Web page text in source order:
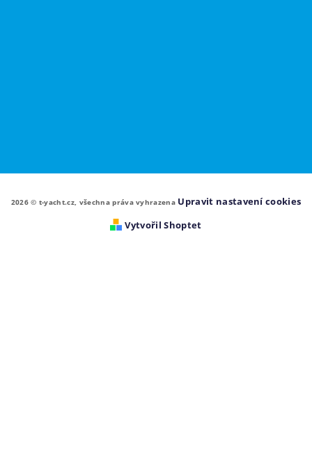
2026 © t-yacht.cz, všechna práva vyhrazena Upravit nastavení cookies
Vytvořil Shoptet